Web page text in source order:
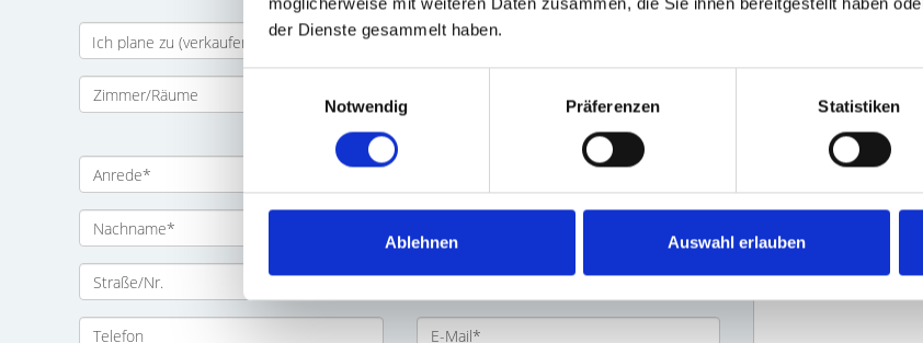
der Dienste gesammelt haben.
Einwilligungsauswahl
Notwendig
Präferenzen Statistiken
Ablehnen Auswahl erlauben